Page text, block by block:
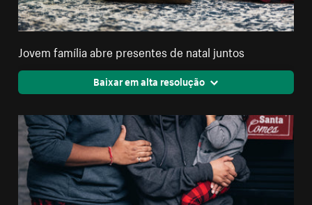
Jovem família abre presentes de natal juntos
Baixar em alta resolução